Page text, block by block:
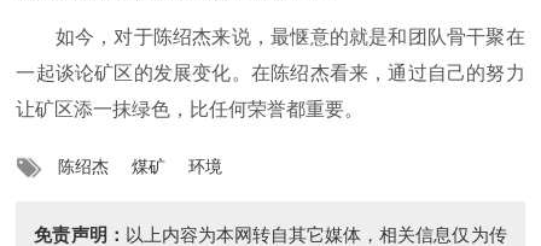
如今，对于陈绍杰来说，最惬意的就是和团队骨干聚在
一起谈论矿区的发展变化。在陈绍杰看来，通过自己的努力
让矿区添一抹绿色，比任何荣誉都重要。
陈绍杰 煤矿 环境
免责声明： 以上内容为本网转自其它媒体，相关信息仅为传